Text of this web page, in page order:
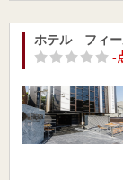
ホテル フィー
-